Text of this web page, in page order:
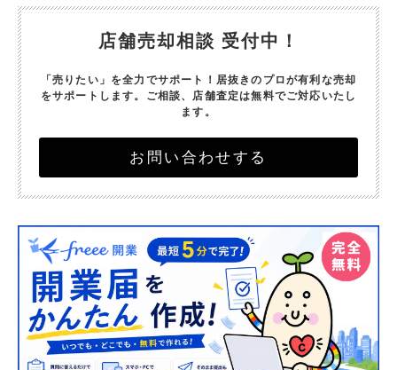
店舗売却相談 受付中！
「売りたい」を全力でサポート！ 居抜きのプロが有利な売却
をサポートします。 ご相談、店舗査定は無料でご対応いたし
ます。
お問い合わせする